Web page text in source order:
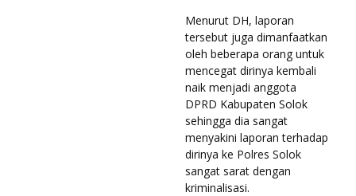
Menurut DH, laporan
tersebut juga dimanfaatkan
oleh beberapa orang untuk
mencegat dirinya kembali
naik menjadi anggota
DPRD Kabupaten Solok
sehingga dia sangat
menyakini laporan terhadap
dirinya ke Polres Solok
sangat sarat dengan
kriminalisasi.